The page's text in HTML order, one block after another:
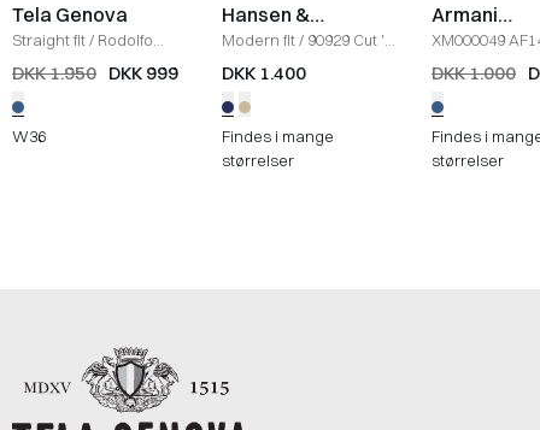
Tela Genova
Straight fit/ Rodolfo
Jeans
DENIM
DKK 1.950 DKK 999
W36
Hansen &
Jacob
Modern fit/ 90929 Cut 'N
Sew Jeans
DKK 1.400
Findes i mange
størrelser
Armani
Exchange
XM000049
JEANS / DENIM
DKK 1.000
Findes i
størrelser